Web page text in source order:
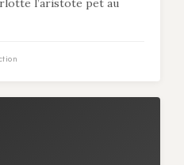
l’aristote pet au